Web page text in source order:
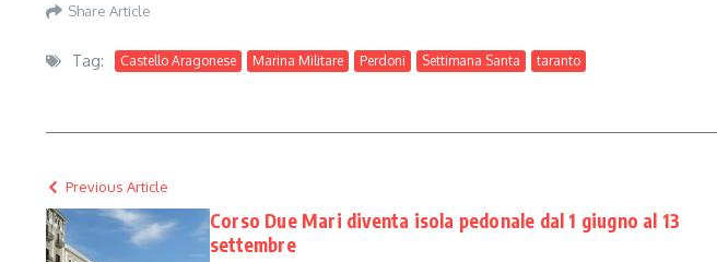
Share Article
Tag: Castello Aragonese Marina Militare Perdoni Settimana Santa taranto
Previous Article
Corso Due Mari diventa isola pedonale dal 1 giugno al 13
settembre